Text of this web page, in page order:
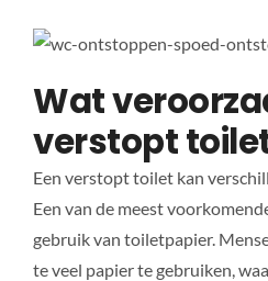
Wat
verstopt
Een verstopt toilet kan
Een van de meest
gebruik van toiletpapier.
te veel papier te gebruiken,